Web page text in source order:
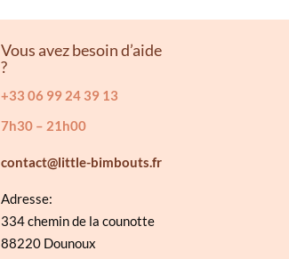
Vous avez besoin d’aide
?
+33 06 99 24 39 13
7h30 – 21h00
contact@little-bimbouts.fr
Adresse:
334 chemin de la counotte
88220 Dounoux